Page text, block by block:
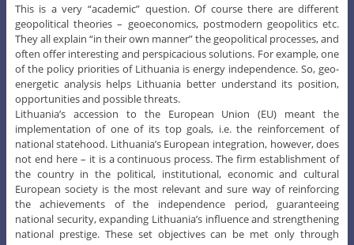
This is a very “academic” question. Of course there are different
geopolitical theories – geoeconomics, postmodern geopolitics etc.
They all explain “in their own manner” the geopolitical processes, and
often offer interesting and perspicacious solutions. For example, one
of the policy priorities of Lithuania is energy independence. So, geo-
energetic analysis helps Lithuania better understand its position,
opportunities and possible threats.
Lithuania’s accession to the European Union (EU) meant the
implementation of one of its top goals, i.e. the reinforcement of
national statehood. Lithuania’s European integration, however, does
not end here – it is a continuous process. The firm establishment of
the country in the political, institutional, economic and cultural
European society is the most relevant and sure way of reinforcing
the achievements of the independence period, guaranteeing
national security, expanding Lithuania’s influence and strengthening
national prestige. These set objectives can be met only through